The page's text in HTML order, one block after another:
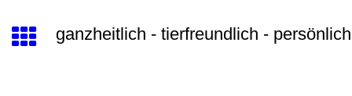
ganzheitlich - tierfreundlich - persönlich